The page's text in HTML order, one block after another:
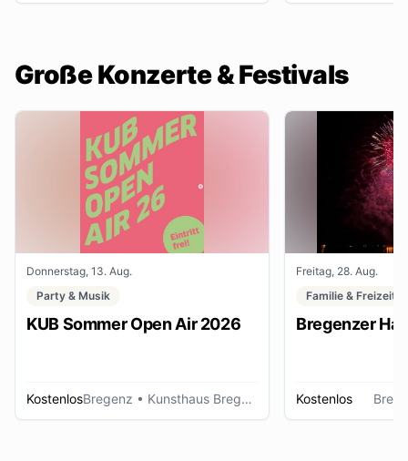
Große Konzerte & Festivals
Donnerstag, 13. Aug.
Party & Musik
KUB Sommer Open Air 2026
KostenlosBregenz • Kunsthaus Bregenz
Freitag, 28. Aug.
Familie & Freizeit
Bregenzer
Kostenlos